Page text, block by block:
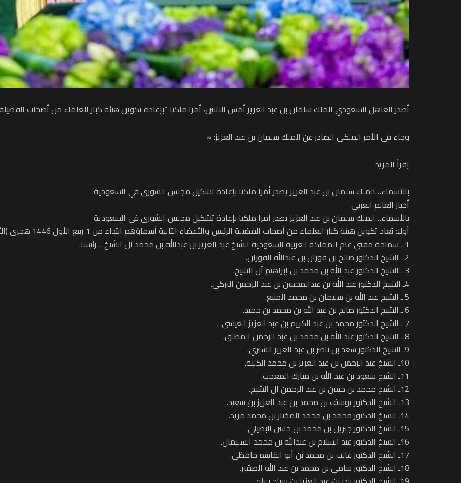
أصدر العاهل السعودي الملك سلمان بن عبد العزيز أمس الاثنين، أمرا ملكيا “بإعادة تكوين هيئة كبار العلماء من أصحاب
وجاء في الأمر الملكي الصادر عن الملك سلمان بن عبد العزيز: «
إقرأ المزيد
بالأسماء…الملك سلمان بن عبد العزيز يصدر أمرا ملكيا بإعادة تشكيل مجلس الشورى في السعودية
أخبار العالم العربي
بالأسماء…الملك سلمان بن عبد العزيز يصدر أمرا ملكيا بإعادة تشكيل مجلس الشورى في السعودية
أولا: يُعاد تكوين هيئة كبار العلماء من أصحاب الفضيلة الرئيس والأعضاء التالية أسماؤهم ابتداء من 1 ربيع الأول 1446 هجري (الأربعاء 4 سبتمبر 2024):
1 ـ سماحة مفتي عام المملكة العربية السعودية الشيخ عبد العزيز بن عبدالله بن محمد آل الشيخ ــ رئيسا.
2 ـ الشيخ الدكتور صالح بن فوزان بن عبدالله الفوزان.
3 ـ الشيخ الدكتور عبد الله بن محمد بن إبراهيم آل الشيخ.
4ـ الشيخ الدكتور عبد الله بن عبدالمحسن بن عبد الرحمن التركي.
5 ـ الشيخ عبد الله بن سليمان بن محمد المنيع.
6 ـ الشيخ الدكتور صالح بن عبد الله بن محمد بن حميد.
7 ـ الشيخ الدكتور محمد بن عبد الكريم بن عبد العزيز العيسى.
8 ـ الشيخ الدكتور عبد الله بن محمد بن عبد الرحمن المطلق.
9ـ الشيخ الدكتور سعد بن ناصر بن عبد العزيز الشثري.
10ـ الشيخ عبد الرحمن بن عبد العزيز بن محمد الكلية.
11ـ الشيخ سعود بن عبد الله بن مبارك المعجب.
12ـ الشيخ محمد بن حسن بن عبد الرحمن آل الشيخ.
13ـ الشيخ الدكتور يوسف بن محمد بن عبد العزيز بن سعيد.
14ـ الشيخ الدكتور محمد بن محمد المختار بن محمد مزيد.
15ـ الشيخ الدكتور جبريل بن محمد بن حسن البصيلي.
16ـ الشيخ الدكتور عبد السلام بن عبدالله بن محمد السليمان.
17ـ الشيخ الدكتور غالب بن محمد بن أبو القاسم حامظي.
18ـ الشيخ الدكتور سامي بن محمد بن عبد الله الصقير.